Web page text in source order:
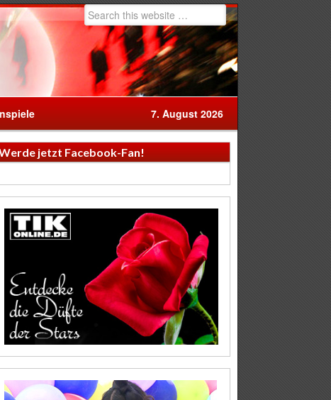
7. August 2026
jetzt Facebook-Fan!